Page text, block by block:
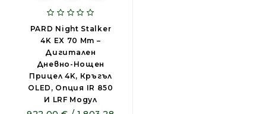
PARD Night Stalker
4K EX 70 Mm –
Дигитален
Дневно-Нощен
Прицел 4K, Кръгъл
OLED, Опция IR 850
И LRF Модул